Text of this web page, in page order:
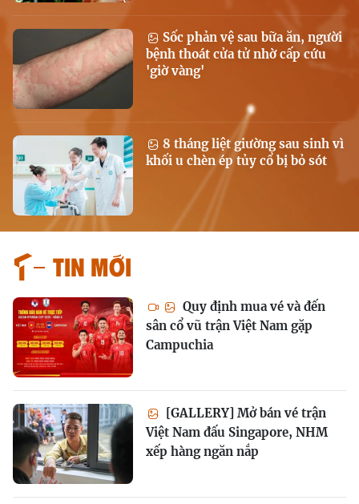
Sốc phản vệ sau bữa ăn, người
bệnh thoát cửa tử nhờ cấp cứu
'giờ vàng'
8 tháng liệt giường sau sinh vì
khối u chèn ép tủy cổ bị bỏ sót
Tin mới
Quy định mua vé và đến
sân cổ vũ trận Việt Nam gặp
Campuchia
[GALLERY] Mở bán vé trận
Việt Nam đấu Singapore, NHM
xếp hàng ngăn nắp